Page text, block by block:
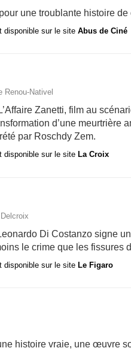
une troublante histoire de
disponible sur le site Abus de Ciné
Renou-Nativel
Zanetti, film au
d’une meurtrière
par Roschdy Zem.
disponible sur le site La Croix
Di Costanzo signe
le crime que les fissures
disponible sur le site Le Figaro
histoire vraie, une œuvre